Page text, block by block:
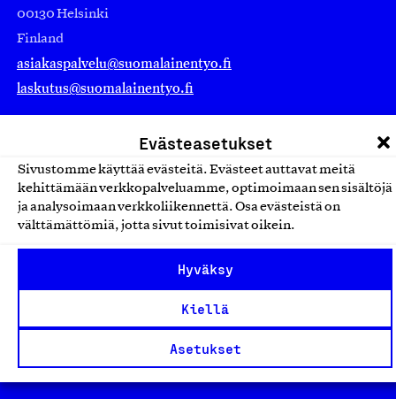
Evästeasetukset
Sivustomme käyttää evästeitä. Evästeet auttavat meitä
kehittämään verkkopalveluamme, optimoimaan sen sisältöjä
ja analysoimaan verkkoliikennettä. Osa evästeistä on
välttämättömiä, jotta sivut toimisivat oikein.
Hyväksy
Kiellä
Asetukset
00130 Helsinki
Finland
asiakaspalvelu@suomalainentyo.fi
laskutus@suomalainentyo.fi
Avainlippu
Yhteiskunnallinen Yritys -merkki